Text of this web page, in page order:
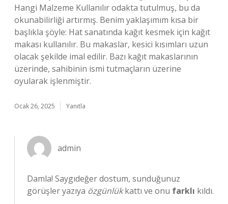
Hangi Malzeme Kullanılır odakta tutulmuş, bu da
okunabilirliği artırmış. Benim yaklaşımım kısa bir
başlıkla şöyle: Hat sanatında kağıt kesmek için kağıt
makası kullanılır. Bu makaslar, kesici kısımları uzun
olacak şekilde imal edilir. Bazı kağıt makaslarının
üzerinde, sahibinin ismi tutmaçların üzerine
oyularak işlenmiştir.
Ocak 26, 2025 Yanıtla
admin
Damla! Saygıdeğer dostum, sunduğunuz
görüşler yazıya özgünlükkattı ve onu farklı kıldı.